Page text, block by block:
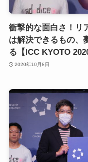
衝撃的な面白さ！リ
は解決できるもの、
る【ICC KYOTO
2020年10月8日